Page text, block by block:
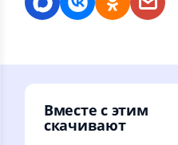
Вместе с этим
скачивают